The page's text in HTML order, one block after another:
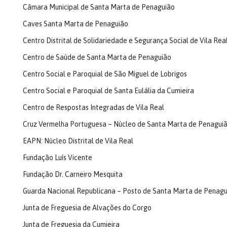
Câmara Municipal de Santa Marta de Penaguião
Caves Santa Marta de Penaguião
Centro Distrital de Solidariedade e Segurança Social de Vila Real
Centro de Saúde de Santa Marta de Penaguião
Centro Social e Paroquial de São Miguel de Lobrigos
Centro Social e Paroquial de Santa Eulália da Cumieira
Centro de Respostas Integradas de Vila Real
Cruz Vermelha Portuguesa – Núcleo de Santa Marta de
EAPN: Núcleo Distrital de Vila Real
Fundação Luís Vicente
Fundação Dr. Carneiro Mesquita
Guarda Nacional Republicana – Posto de Santa Marta de
Junta de Freguesia de Alvações do Corgo
Junta de Freguesia da Cumieira